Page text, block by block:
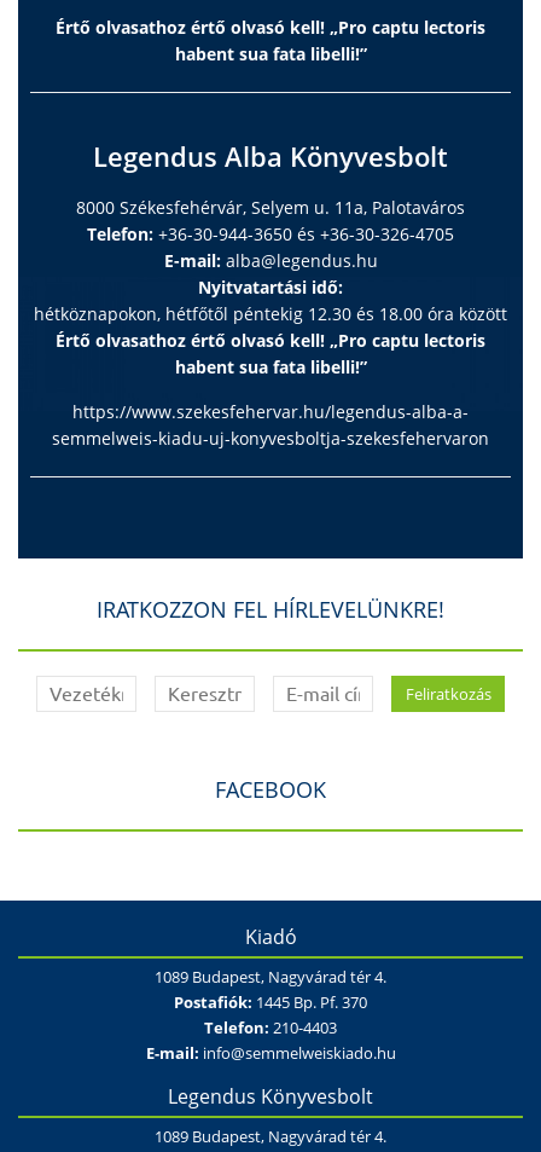
Értő olvasathoz értő olvasó kell! „Pro captu lectoris
habent sua fata libelli!”
Legendus Alba Könyvesbolt
8000 Székesfehérvár, Selyem u. 11a, Palotaváros
Telefon: +36-30-944-3650 és +36-30-326-4705
E-mail: alba@legendus.hu
Nyitvatartási idő:
hétköznapokon, hétfőtől péntekig 12.30 és 18.00 óra között
Értő olvasathoz értő olvasó kell! „Pro captu lectoris
habent sua fata libelli!”
https://www.szekesfehervar.hu/legendus-alba-a-
semmelweis-kiadu-uj-konyvesboltja-szekesfehervaron
IRATKOZZON FEL HÍRLEVELÜNKRE!
FACEBOOK
Kiadó
1089 Budapest, Nagyvárad tér 4.
Postafiók: 1445 Bp. Pf. 370
Telefon: 210-4403
E-mail: info@semmelweiskiado.hu
Legendus Könyvesbolt
1089 Budapest, Nagyvárad tér 4.